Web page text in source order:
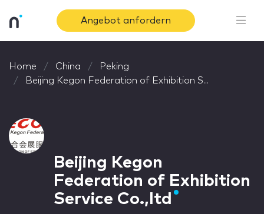
Angebot anfordern
Home China
Peking
Beijing Kegon Federation of Exhibition S...
Beijing Kegon
Federation of Exhibition
Service Co.,ltd